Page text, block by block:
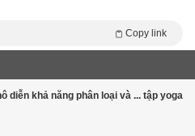
Copy link
diễn khả năng phân loại và ... tập yoga